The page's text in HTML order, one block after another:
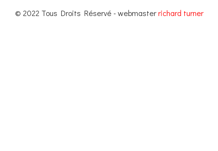
© 2022 Tous Droits Réservé - webmasterrichard turner